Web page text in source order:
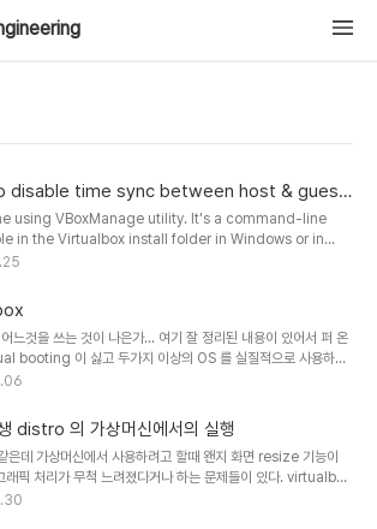
disable time sync between host & guest
using VBoxManage utility. It's a command-line
in the Virtualbox install folder in Windows or in
Mac. Turn off time syncing:vboxmanage
VMMDev/0/Config/GetHostTimeDisabled" "1"
setextradata [VMname]
VMMDev/0/Config/GetHostTimeDisabled" "0"
느것을 쓰는 것이 나은가... 여기 잘 정리된 내용이 있어서 퍼 온
booting 이 싫고 두가지 이상의 OS 를 실질적으로 사용하고
QEMU 는 kernel development 등을 하는 사람한테 필
About VirtualBoxUser friendly.VirtualBox
processor architecture.VirtualBox is fast and
is for use..
distro 의 가상머신에서의 실행
데 가상머신에서 사용하려고 할때 왠지 화면 resize 기능이
래픽 처리가 무척 느려졌다거나 하는 문제들이 있다. virtualbox
전을 사용하면서 guest additions (virtualbox) 또는